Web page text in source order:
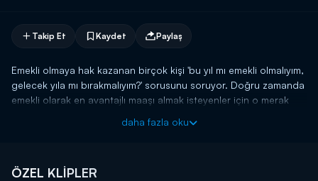
Takip Et Kaydet Paylaş
Emekli olmaya hak kazanan birçok kişi 'bu yıl mı emekli olmalıyım,
gelecek yıla mı bırakmalıyım?' sorusunu soruyor. Doğru zamanda
emekli olarak en avantajlı maaşı almak isteyenler için o merak
daha fazla oku
ÖZEL KLİPLER